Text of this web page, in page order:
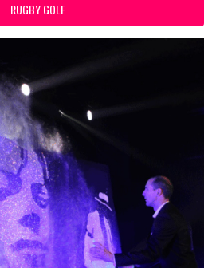
RUGBY GOLF